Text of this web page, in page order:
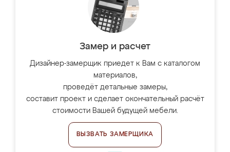
Замер и расчет
Дизайнер-замерщик приедет к Вам с каталогом
материалов,
проведёт детальные замеры,
составит проект и сделает окончательный расчёт
стоимости Вашей будущей мебели.
ВЫЗВАТЬ ЗАМЕРЩИКА